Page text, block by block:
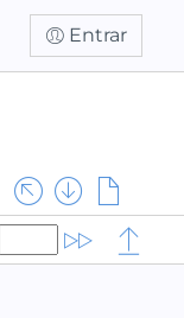
Entrar